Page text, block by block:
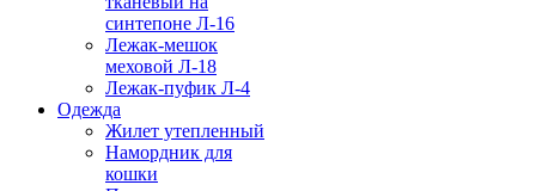
синтепоне Л-16
Лежак-мешок
меховой Л-18
Лежак-пуфик Л-4
Одежда
Жилет утепленный
Намордник для
кошки